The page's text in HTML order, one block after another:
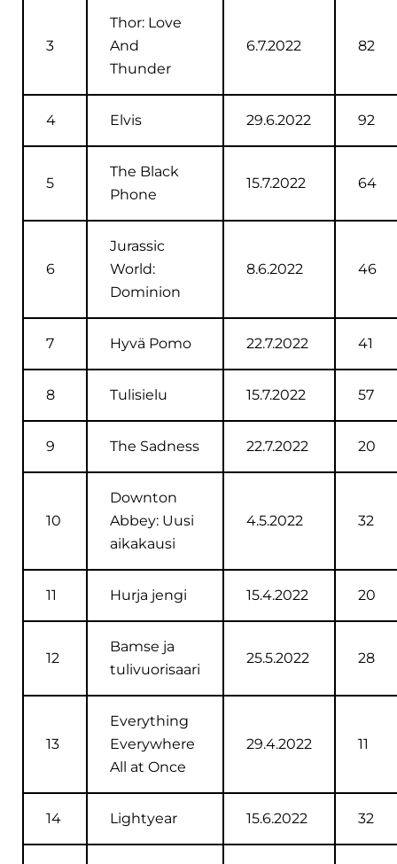
3
Thor: Love
And
Thunder
6.7.2022 82
4 Elvis 29.6.2022 92
5
The Black
Phone
15.7.2022 64
6
Jurassic
World:
Dominion
8.6.2022 46
7 Hyvä Pomo 22.7.2022 41
8 Tulisielu 15.7.2022 57
9 The Sadness 22.7.2022 20
10
Downton
Abbey: Uusi
aikakausi
4.5.2022 32
11 Hurja jengi 15.4.2022 20
12
Bamse ja
tulivuorisaari
25.5.2022 28
13
Everything
Everywhere
All at Once
29.4.2022 11
14 Lightyear 15.6.2022 32